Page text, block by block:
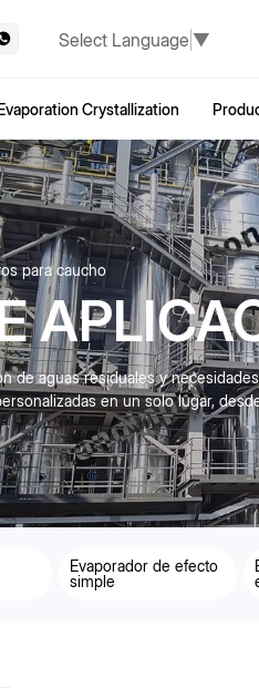
Select Language ▼
Crystallization
para caucho
de aguas residuales y
en un solo lugar,
Evaporador de efecto
simple